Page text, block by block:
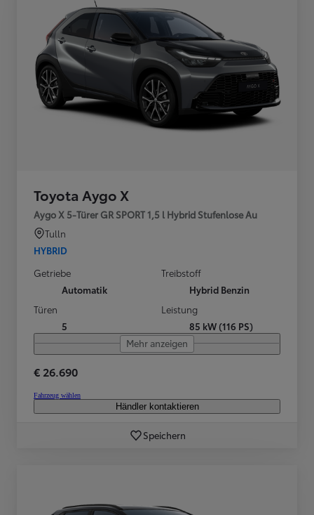
Toyota Aygo X
Aygo X 5-Türer GR SPORT 1,5 l Hybrid Stufenlose Au
Tulln
HYBRID
Getriebe
Automatik
Treibstoff
Hybrid Benzin
Türen
5
Leistung
85 kW (116 PS)
Mehr anzeigen
€ 26.690
Fahrzeug wählen
Händler kontaktieren
Speichern